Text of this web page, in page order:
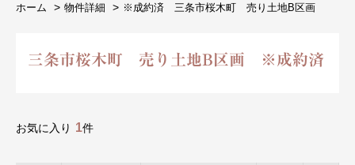
ホーム 物件詳細 ※成約済 三条市桜木町 売り土地B区画
三条市桜木町 売り土地B区画 ※成約済
お気に入り 1件